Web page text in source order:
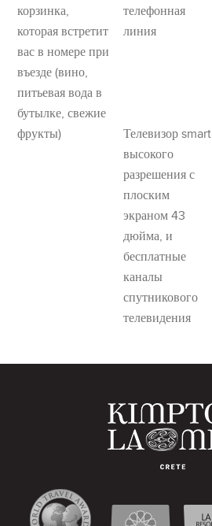
корзинка,
которая встретит
вас в номере при
въезде (вино,
питьевая вода в
бутылке, свежие
фрукты)
телефонная
линия
Телевизор smart
высокого
разрешения с
плоским
экраном 43
дюйма, и
бесплатные
каналы
спутникового
телевидения